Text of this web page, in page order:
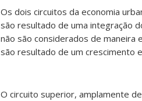
Os dois circuitos da economia
são resultado de uma integração
não são considerados de maneira
são resultado de um crescimento
O circuito superior, amplamente